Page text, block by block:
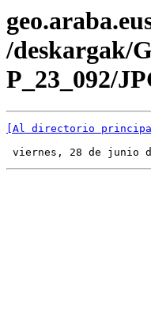
/deskargak/
P_23_092/
[Al directorio
viernes, 28 de junio